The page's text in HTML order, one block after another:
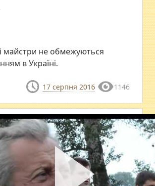
майстри не обмежуються
в Україні.
17 серпня 2016 1146